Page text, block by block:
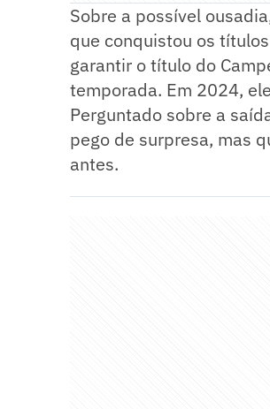
Sobre a possível
que conquistou os
garantir o título do
temporada. Em 2024,
Perguntado sobre a
pego de surpresa, mas
antes.